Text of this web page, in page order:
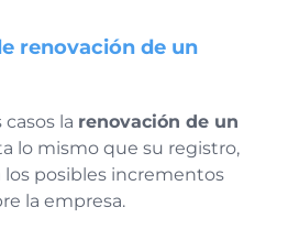
renovación de un
la renovación de un
lo mismo que su registro,
posibles incrementos
la empresa.